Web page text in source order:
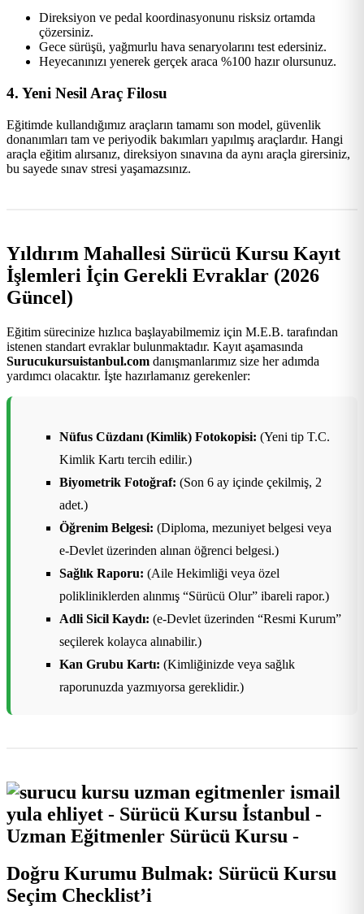
Direksiyon ve pedal koordinasyonunu risksiz ortamda
çözersiniz.
Gece sürüşü, yağmurlu hava senaryolarını test edersiniz.
Heyecanınızı yenerek gerçek araca %100 hazır olursunuz.
4. Yeni Nesil Araç Filosu
Eğitimde kullandığımız araçların tamamı son model, güvenlik
donanımları tam ve periyodik bakımları yapılmış araçlardır. Hangi
araçla eğitim alırsanız, direksiyon sınavına da aynı araçla girersiniz,
bu sayede sınav stresi yaşamazsınız.
Yıldırım Mahallesi Sürücü Kursu Kayıt
İşlemleri İçin Gerekli Evraklar (2026
Güncel)
Eğitim sürecinize hızlıca başlayabilmemiz için M.E.B. tarafından
istenen standart evraklar bulunmaktadır. Kayıt aşamasında
Surucukursuistanbul.com danışmanlarımız size her adımda
yardımcı olacaktır. İşte hazırlamanız gerekenler:
Nüfus Cüzdanı (Kimlik) Fotokopisi: (Yeni tip T.C.
Kimlik Kartı tercih edilir.)
Biyometrik Fotoğraf: (Son 6 ay içinde çekilmiş, 2
adet.)
Öğrenim Belgesi: (Diploma, mezuniyet belgesi veya
e-Devlet üzerinden alınan öğrenci belgesi.)
Sağlık Raporu: (Aile Hekimliği veya özel
polikliniklerden alınmış “Sürücü Olur” ibareli rapor.)
Adli Sicil Kaydı: (e-Devlet üzerinden “Resmi Kurum”
seçilerek kolayca alınabilir.)
Kan Grubu Kartı: (Kimliğinizde veya sağlık
raporunuzda yazmıyorsa gereklidir.)
Doğru Kurumu Bulmak: Sürücü Kursu
Seçim Checklist’i